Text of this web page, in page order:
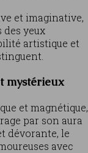
et imaginative,
des yeux
artistique et
mystérieux
et magnétique,
par son aura
dévorante, le
avec